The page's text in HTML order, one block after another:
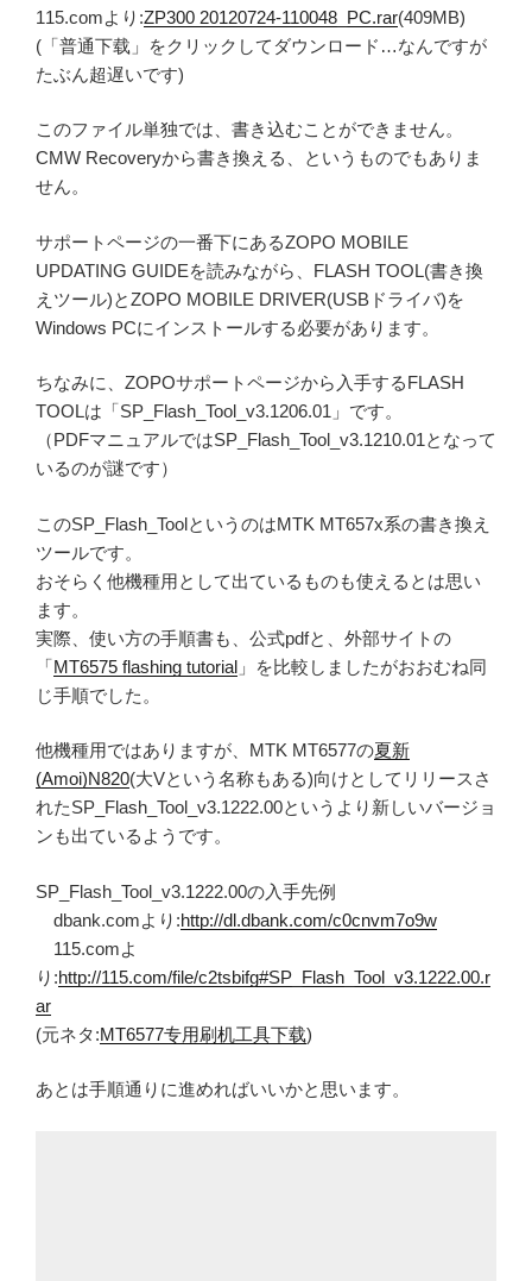
115.comより:ZP300 20120724-110048_PC.rar(409MB)
(「普通下载」をクリックしてダウンロード…なんですが
たぶん超遅いです)
このファイル単独では、書き込むことができません。
CMW Recoveryから書き換える、というものでもありま
せん。
サポートページの一番下にあるZOPO MOBILE
UPDATING GUIDEを読みながら、FLASH TOOL(書き換
えツール)とZOPO MOBILE DRIVER(USBドライバ)を
Windows PCにインストールする必要があります。
ちなみに、ZOPOサポートページから入手するFLASH
TOOLは「SP_Flash_Tool_v3.1206.01」です。
（PDFマニュアルではSP_Flash_Tool_v3.1210.01となって
いるのが謎です）
このSP_Flash_ToolというのはMTK MT657x系の書き換え
ツールです。
おそらく他機種用として出ているものも使えるとは思い
ます。
実際、使い方の手順書も、公式pdfと、外部サイトの
「MT6575 flashing tutorial 」を比較しましたがおおむね同
じ手順でした。
他機種用ではありますが、MTK MT6577の夏新
(Amoi)N820(大Vという名称もある)向けとしてリリースさ
れたSP_Flash_Tool_v3.1222.00というより新しいバージョ
ンも出ているようです。
SP_Flash_Tool_v3.1222.00の入手先例
dbank.comより:http://dl.dbank.com/c0cnvm7o9w
115.comよ
り:http://115.com/file/c2tsbifg#SP_Flash_Tool_v3.1222.00.r
ar
(元ネタ:MT6577专用刷机工具下载)
あとは手順通りに進めればいいかと思います。